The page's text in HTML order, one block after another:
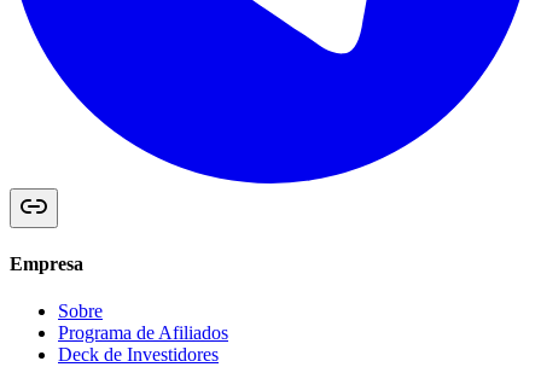
Empresa
Sobre
Programa de Afiliados
Deck de Investidores